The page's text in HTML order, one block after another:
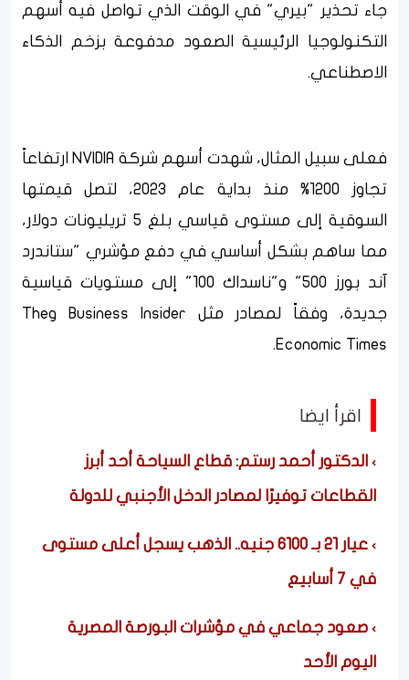
جاء تحذير "بيري" في الوقت الذي تواصل فيه أسهم
التكنولوجيا الرئيسية الصعود مدفوعة بزخم الذكاء
الاصطناعي.
فعلى سبيل المثال، شهدت أسهم شركة NVIDIA ارتفاعاً
تجاوز 1200% منذ بداية عام 2023، لتصل قيمتها
السوقية إلى مستوى قياسي بلغ 5 تريليونات دولار،
مما ساهم بشكل أساسي في دفع مؤشري "ستاندرد
آند بورز 500" و"ناسداك 100" إلى مستويات قياسية
جديدة، وفقاً لمصادر مثل Business Insider وThe
Economic Times.
اقرأ ايضا
الدكتور أحمد رستم: قطاع السياحة أحد أبرز
القطاعات توفيرًا لمصادر الدخل الأجنبي للدولة
عيار 21 بـ 6100 جنيه.. الذهب يسجل أعلى مستوى
في 7 أسابيع
صعود جماعي في مؤشرات البورصة المصرية
اليوم الأحد